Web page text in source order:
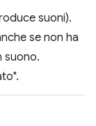
suoni).
se non ha
suono.